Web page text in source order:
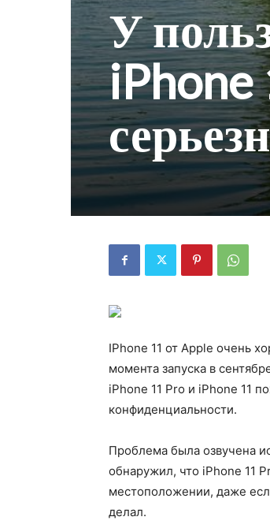
У
iPhone
IPhone 11 от Apple очень
момента запуска в
iPhone 11 Pro и iPhone 11
конфиденциальности.
Проблема была озвучена
обнаружил, что iPhone 11
местоположении, даже
делал.